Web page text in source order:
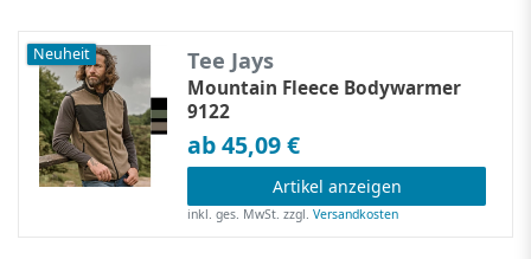
Neuheit Tee Jays
Mountain Fleece Bodywarmer
9122
ab 45,09 €
Artikel anzeigen
inkl. ges. MwSt. zzgl.Versandkosten